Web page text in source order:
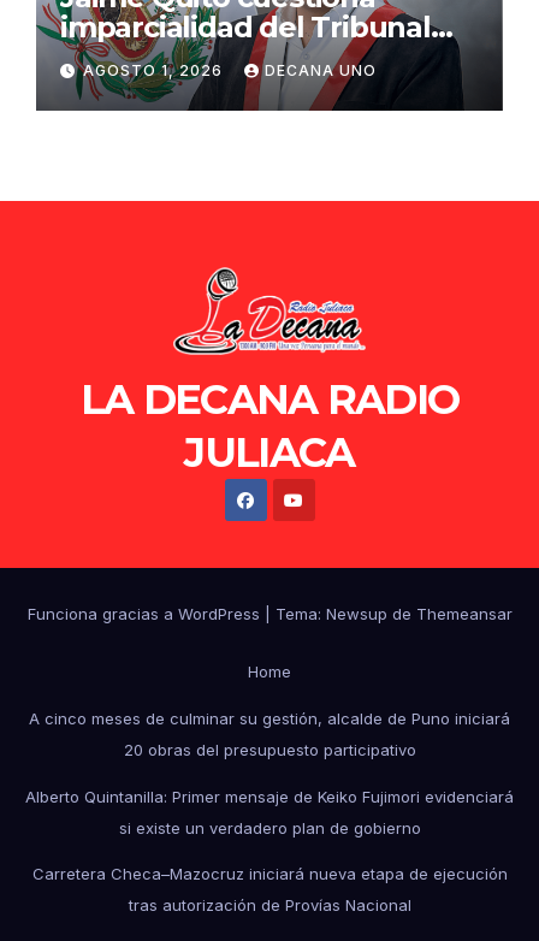
imparcialidad del Tribunal
Constitucional tras liberación
de Ollanta Humala
AGOSTO 1, 2026 DECANA UNO
LA DECANA RADIO
JULIACA
Funciona gracias a WordPress Tema: Newsup de Themeansar
Home
A cinco meses de culminar su gestión, alcalde de Puno iniciará
20 obras del presupuesto participativo
Alberto Quintanilla: Primer mensaje de Keiko Fujimori evidenciará
si existe un verdadero plan de gobierno
Carretera Checa–Mazocruz iniciará nueva etapa de ejecución
tras autorización de Provías Nacional